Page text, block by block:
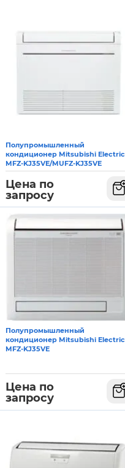
Полупромышленный
кондиционер Mitsubishi Electric
MFZ-KJ35VE/MUFZ-KJ35VE
Цена по
запросу
Полупромышленный
кондиционер Mitsubishi Electric
MFZ-KJ35VE
Цена по
запросу